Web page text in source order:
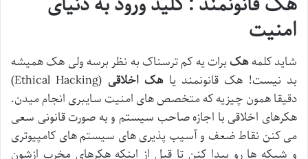
امنیت
شاید کلمههکبرات یه کم ترسناک به نظر برسه ولی هک همیشه
بد نیست! هک قانونمند یاهک اخلاقی
(Ethical Hacking)
دقیقا همون چیزیه که متخصص های امنیت سایبری انجام میدن.
هکرهای اخلاقی با اجازه صاحب سیستم و به صورت قانونی سعی
می کنن نقاط ضعف و آسیب پذیری های سیستم های کامپیوتری
و شبکه ها رو پیدا کنن تا قبل از اینکه هکرهای مخرب ازشون